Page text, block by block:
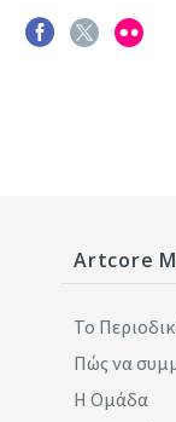
Artcore
Το
Πώς να
Η Ομάδα